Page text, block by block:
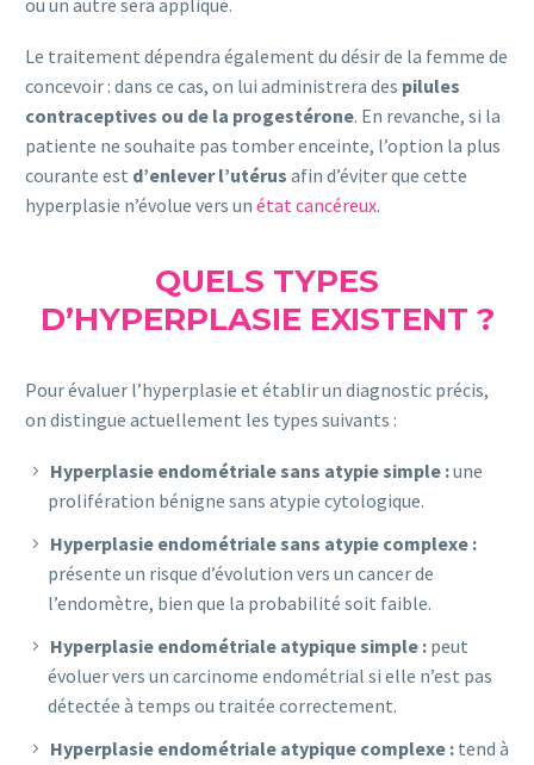
ou un autre sera appliqué.
Le traitement dépendra également du désir de la femme de
concevoir : dans ce cas, on lui administrera des pilules
contraceptives ou de la progestérone. En revanche, si la
patiente ne souhaite pas tomber enceinte, l’option la plus
courante est d’enlever l’utérus afin d’éviter que cette
hyperplasie n’évolue vers un état cancéreux.
QUELS TYPES
D’HYPERPLASIE EXISTENT ?
Pour évaluer l’hyperplasie et établir un diagnostic précis,
on distingue actuellement les types suivants :
Hyperplasie endométriale sans atypie simple :une
prolifération bénigne sans atypie cytologique.
Hyperplasie endométriale sans atypie complexe :
présente un risque d’évolution vers un cancer de
l’endomètre, bien que la probabilité soit faible.
Hyperplasie endométriale atypique simple : peut
évoluer vers un carcinome endométrial si elle n’est pas
détectée à temps ou traitée correctement.
Hyperplasie endométriale atypique complexe : tend à